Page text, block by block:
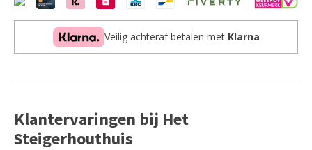
-
Veilig achteraf betalen met Klarna
Klantervaringen bij Het
Steigerhouthuis